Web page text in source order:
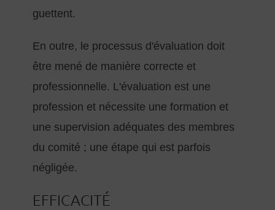
guettent.
En outre, le processus d'évaluation doit
être mené de manière correcte et
professionnelle. L'évaluation est une
profession et nécessite une formation et
une supervision adéquates des membres
du comité ; une étape qui est parfois
négligée.
EFFICACITÉ